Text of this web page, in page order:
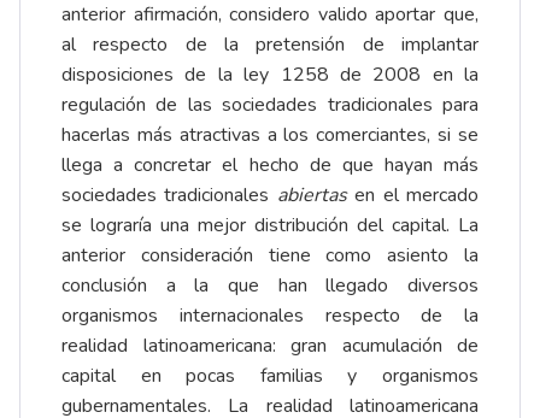
anterior afirmación, considero valido aportar que,
al respecto de la pretensión de implantar
disposiciones de la ley 1258 de 2008 en la
regulación de las sociedades tradicionales para
hacerlas más atractivas a los comerciantes, si se
llega a concretar el hecho de que hayan más
sociedades tradicionales abiertasen el mercado
se lograría una mejor distribución del capital. La
anterior consideración tiene como asiento la
conclusión a la que han llegado diversos
organismos internacionales respecto de la
realidad latinoamericana: gran acumulación de
capital en pocas familias y organismos
gubernamentales. La realidad latinoamericana